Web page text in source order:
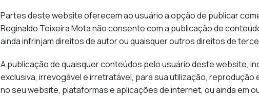
Partes deste website oferecem ao usuário a opção de publicar
Reginaldo Teixeira Mota não consente com a publicação de
ainda infrinjam direitos de autor ou quaisquer outros direitos de
A publicação de quaisquer conteúdos pelo usuário deste website,
exclusiva, irrevogável e irretratável, para sua utilização,
no seu website, plataformas e aplicações de internet, ou ainda em